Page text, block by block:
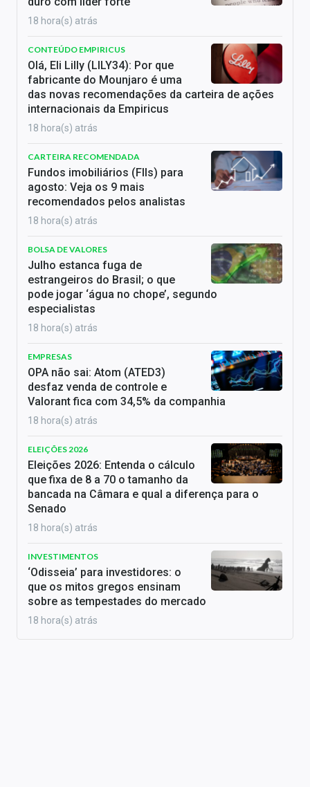
18 hora(s) atrás
CONTEÚDO EMPIRICUS
Olá, Eli Lilly (LILY34): Por que
fabricante do Mounjaro é uma
das novas recomendações da carteira de ações
internacionais da Empiricus
18 hora(s) atrás
CARTEIRA RECOMENDADA
Fundos imobiliários (FIIs) para
agosto: Veja os 9 mais
recomendados pelos analistas
18 hora(s) atrás
BOLSA DE VALORES
Julho estanca fuga de
estrangeiros do Brasil; o que
pode jogar ‘água no chope’, segundo
especialistas
18 hora(s) atrás
EMPRESAS
OPA não sai: Atom (ATED3)
desfaz venda de controle e
Valorant fica com 34,5% da companhia
18 hora(s) atrás
ELEIÇÕES 2026
Eleições 2026: Entenda o cálculo
que fixa de 8 a 70 o tamanho da
bancada na Câmara e qual a diferença para o
Senado
18 hora(s) atrás
INVESTIMENTOS
‘Odisseia’ para investidores: o
que os mitos gregos ensinam
sobre as tempestades do mercado
18 hora(s) atrás